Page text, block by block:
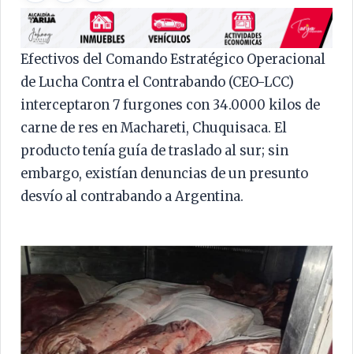
Efectivos del Comando Estratégico Operacional
de Lucha Contra el Contrabando (CEO-LCC)
interceptaron 7 furgones con 34.0000 kilos de
carne de res en Machareti, Chuquisaca. El
producto tenía guía de traslado al sur; sin
embargo, existían denuncias de un presunto
desvío al contrabando a Argentina.